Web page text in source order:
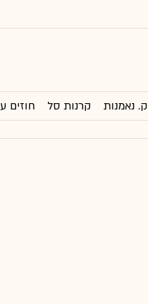
ק. נאמנות קרנות סל חוזים